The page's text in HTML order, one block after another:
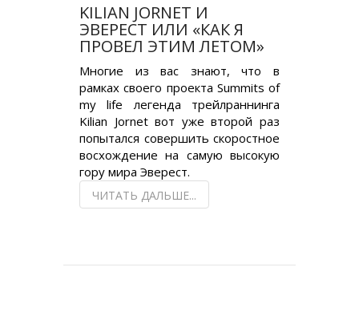
KILIAN JORNET И
ЭВЕРЕСТ ИЛИ «КАК Я
ПРОВЕЛ ЭТИМ ЛЕТОМ»
Многие из вас знают, что в
рамках своего проекта Summits of
my life легенда трейлраннинга
Kilian Jornet вот уже второй раз
попытался совершить скоростное
восхождение на самую высокую
гору мира Эверест.
ЧИТАТЬ ДАЛЬШЕ...